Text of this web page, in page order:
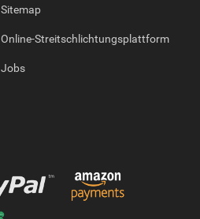
Sitemap
Online-Streitschlichtungsplattform
Jobs